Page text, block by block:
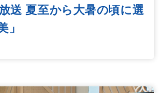
送 夏至から大暑の頃に選
」